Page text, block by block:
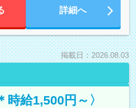
詳細へ
掲載日：2026.08.03
時給1,500円～〉